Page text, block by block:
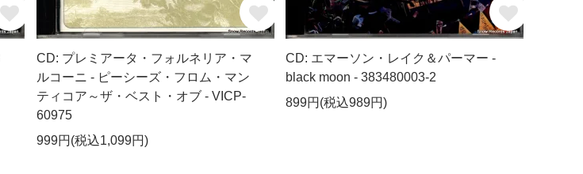
CD: プレミアータ・フォルネリア・マ
ルコーニ - ピーシーズ・フロム・マン
ティコア～ザ・ベスト・オブ - VICP-
60975
999円(税込1,099円)
CD: エマーソン・レイク＆パーマー -
black moon - 383480003-2
899円(税込989円)